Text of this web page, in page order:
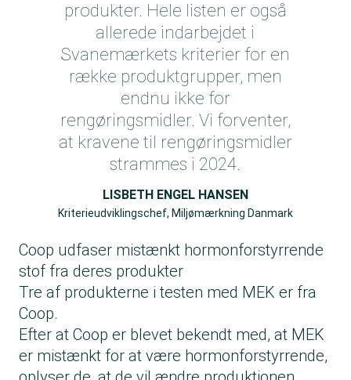
produkter. Hele listen er også
allerede indarbejdet i
Svanemærkets kriterier for en
række produktgrupper, men
endnu ikke for
rengøringsmidler. Vi forventer,
at kravene til rengøringsmidler
strammes i 2024.
LISBETH ENGEL HANSEN
Kriterieudviklingschef, Miljømærkning Danmark
Coop udfaser mistænkt hormonforstyrrende
stof fra deres produkter
Tre af produkterne i testen med MEK er fra
Coop.
Efter at Coop er blevet bekendt med, at MEK
er mistænkt for at være hormonforstyrrende,